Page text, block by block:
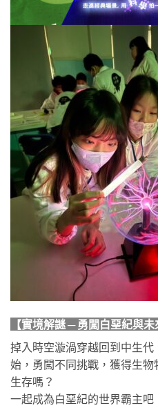
【實境解謎 ─ 勇闖白堊紀與未
掉入時空漩渦穿越回到中生
始，勇闖不同挑戰，獲得生
生存嗎？
一起成為白堊紀的世界霸主吧